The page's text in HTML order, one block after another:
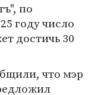
по
году число
достичь 30
что мэр